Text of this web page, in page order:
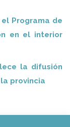
Programa de
en el interior
la difusión
provincia